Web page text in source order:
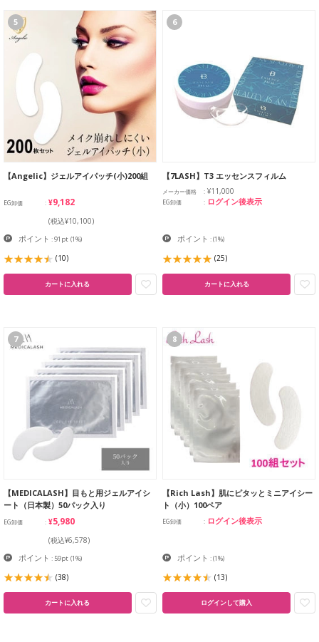
5
【Angelic】ジェルアイパッチ(小)200組
EG卸価 ¥9,182
(税込¥10,100)
ポイント : 91pt (1%)
(10)
カートに入れる
6
【7LASH】T3 エッセンスフィルム
メーカー価格 ¥11,000
EG卸価 ログイン後表示
ポイント :(1%)
(25)
カートに入れる
7
【MEDICALASH】目もと用ジェルアイシ
ート（日本製）50パック入り
EG卸価 ¥5,980
(税込¥6,578)
ポイント : 59pt (1%)
(38)
カートに入れる
8
【Rich Lash】肌にピタッとミニアイシー
ト（小）100ペア
EG卸価 ログイン後表示
ポイント :(1%)
(13)
ログインして購入